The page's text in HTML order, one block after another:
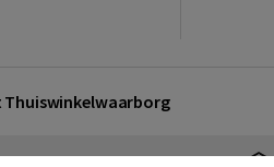
Thuiswinkelwaarborg